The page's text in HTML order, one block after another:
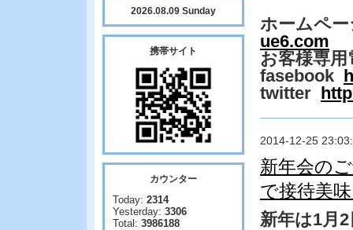
ホームペ
ue6.com
お客様専用
fasebook
twitter
2014-12-25
新年会の
で接待美
新年は1月
2026.08.09 Sunday
携帯サイト
カウンター
Today: 2314
Yesterday: 3306
Total: 3986188